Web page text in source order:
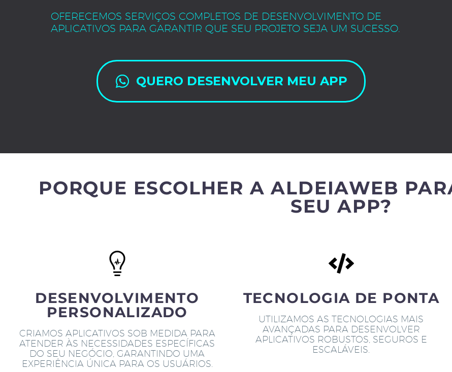
OFERECEMOS SERVIÇOS COMPLETOS DE DESENVOLVIMENTO DE
APLICATIVOS PARA GARANTIR QUE SEU PROJETO SEJA UM SUCESSO.
QUERO DESENVOLVER MEU APP
PORQUE ESCOLHER A ALDEIAWEB
SEU APP?
DESENVOLVIMENTO
PERSONALIZADO
CRIAMOS APLICATIVOS SOB MEDIDA PARA
ATENDER ÀS NECESSIDADES ESPECÍFICAS
DO SEU NEGÓCIO, GARANTINDO UMA
EXPERIÊNCIA ÚNICA PARA OS USUÁRIOS.
TECNOLOGIA DE PONTA
UTILIZAMOS AS TECNOLOGIAS MAIS
AVANÇADAS PARA DESENVOLVER
APLICATIVOS ROBUSTOS, SEGUROS E
ESCALÁVEIS.